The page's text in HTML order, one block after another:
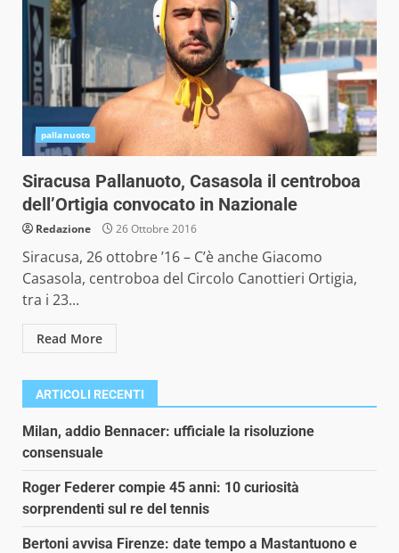
pallanuoto
Siracusa Pallanuoto, Casasola il centroboa
dell’Ortigia convocato in Nazionale
Redazione 26 Ottobre 2016
Siracusa, 26 ottobre ’16 – C’è anche Giacomo
Casasola, centroboa del Circolo Canottieri Ortigia,
tra i 23...
Read More
ARTICOLI RECENTI
Milan, addio Bennacer: ufficiale la risoluzione
consensuale
Roger Federer compie 45 anni: 10 curiosità
sorprendenti sul re del tennis
Bertoni avvisa Firenze: date tempo a Mastantuono e